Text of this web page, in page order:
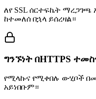
ለየ SSL ሰርተፍኬት ማረጋገጫ
ከተመለሰ በኋላ ይሰረዛል።
ግንኙነት በHTTPS
የሚላኩና የሚቀበሉ ውሂቦች
አይነበቡም።